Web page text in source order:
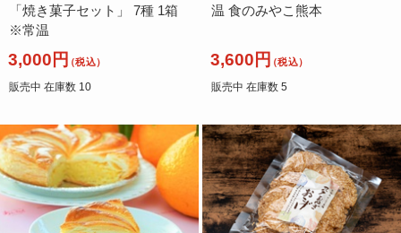
「焼き菓子セット」 7種 1箱
※常温
3,000円（税込）
販売中 在庫数 10
温 食のみやこ熊本
3,600円（税込）
販売中 在庫数 5